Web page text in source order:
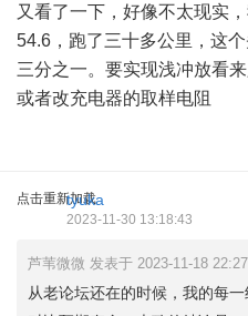
又看了一下，好像不太现实
54.6，跑了三十多公里，这
三分之一。要实现浅冲放看
或者改充电器的取样电阻
点击重新加载
tyuka
2023-11-30 13:18:43
芦苇微微 发表于 2023-11-18 22:27
从老论坛还在的时候，我的每